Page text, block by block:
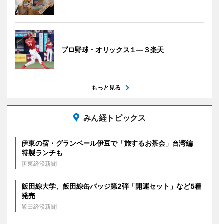
プロ野球・オリックス１―３楽天
もっと見る
みん経トピックス
伊東の宿・グランベール伊豆で「旅するお茶会」台湾編
特製ランチも
伊東経済新聞
飯田線大学、飯田線缶バッジ第2弾「開運セット」など5種
発売
飯田経済新聞